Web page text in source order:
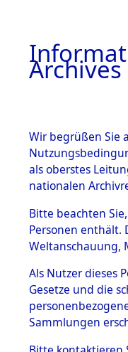
BESTÄNDE
1.
mente
1.2.9 Beim ITS
Effekten
1.2.9.1
Effekten
dem KZ
Dachau
Archives
Wir begrüßen Sie
als oberstes
nationalen
Bitte beachten
Personen enthält.
Weltanschauung,
Als Nutzer dieses
Gesetze und die
Sammlungen